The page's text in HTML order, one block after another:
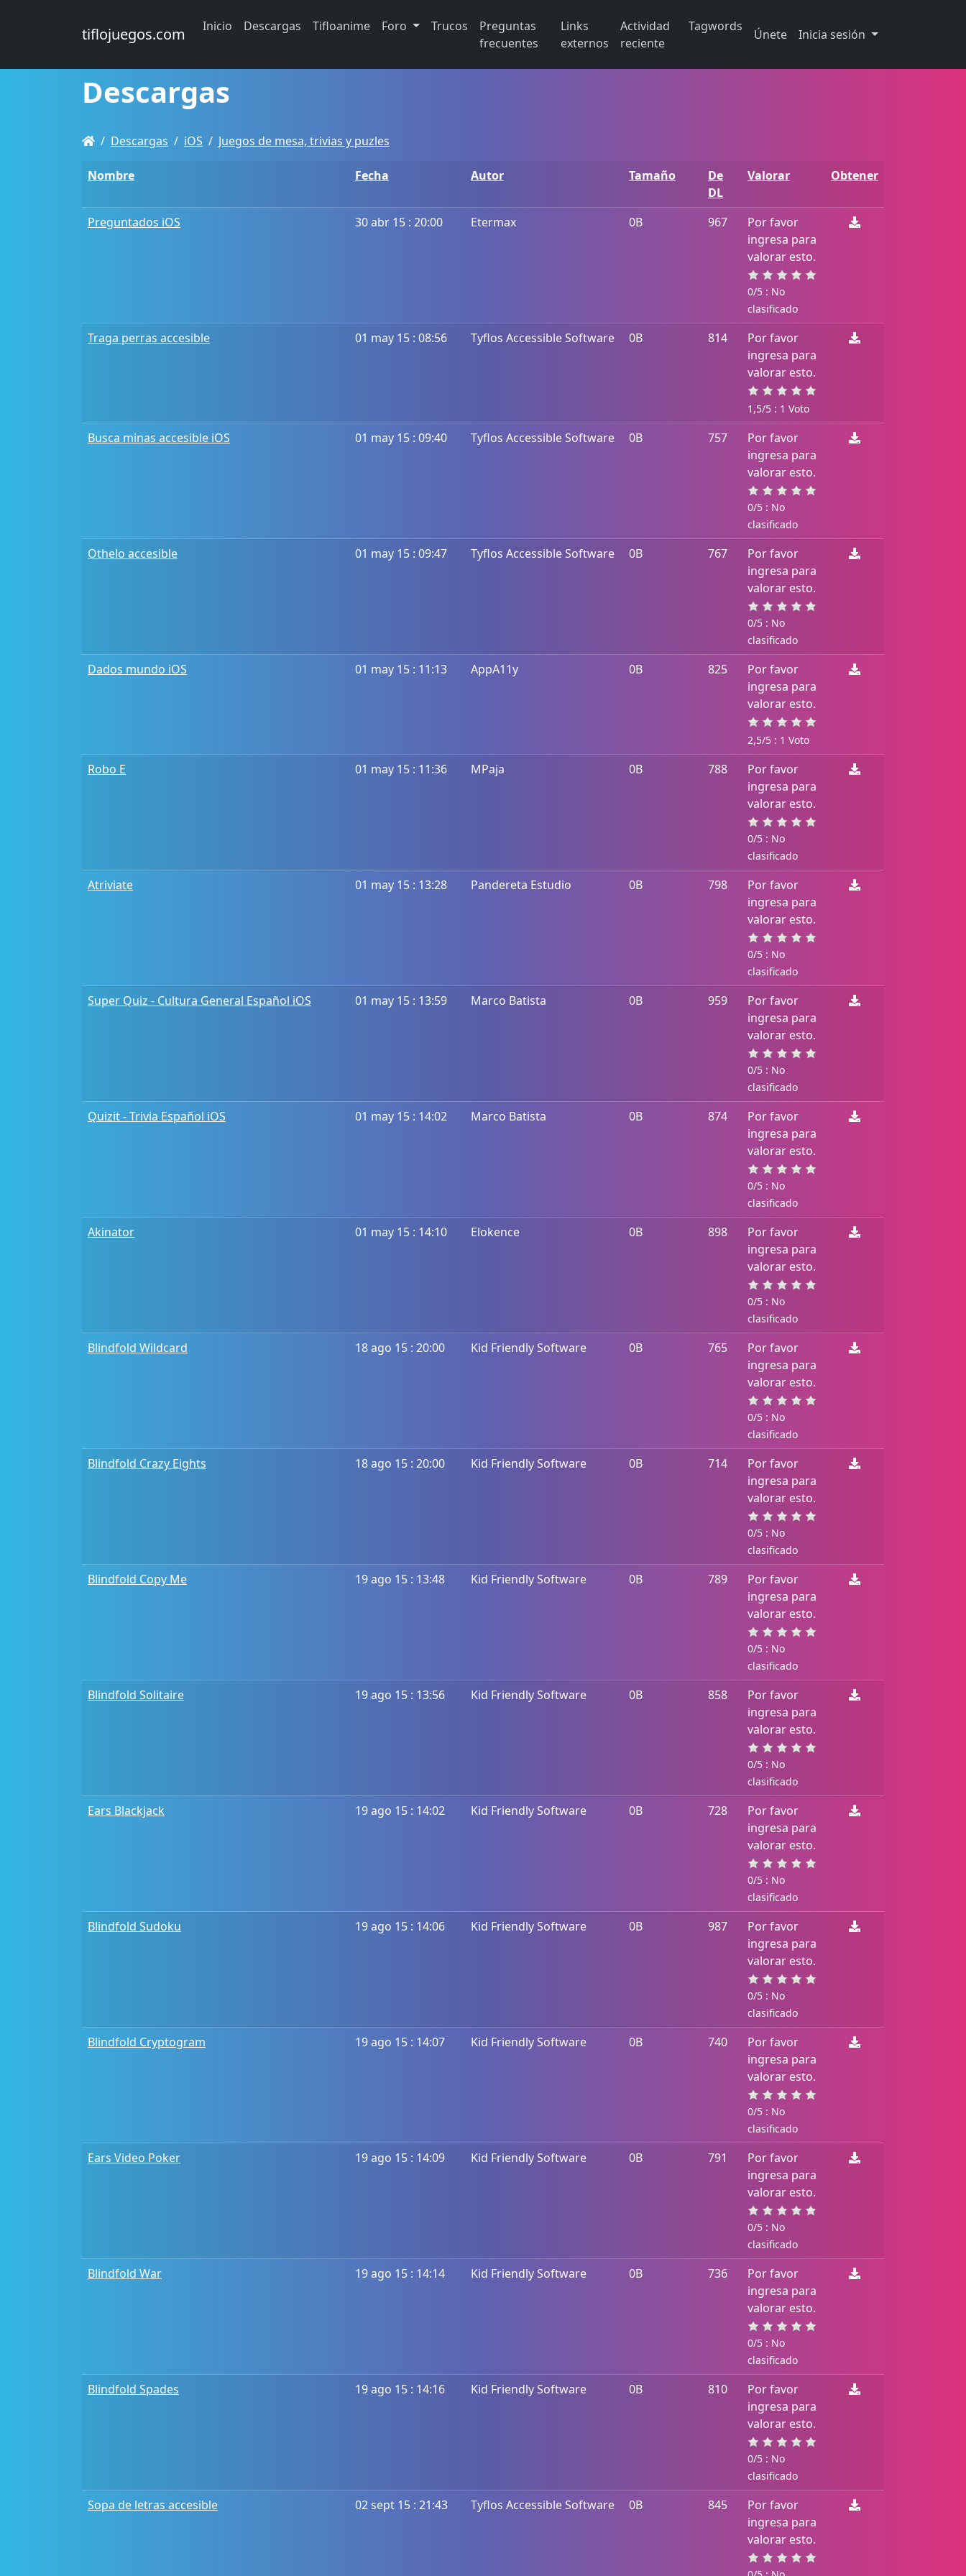
tiflojuegos.com Inicio Descargas Tifloanime Foro Trucos
Preguntas
frecuentes
Links
externos
Actividad
reciente
Tagwords
Únete Inicia sesión
Descargas
Descargas iOS Juegos de mesa, trivias y puzles
Nombre Fecha Autor Tamaño
De
DL
Valorar Obtener
Preguntados iOS 30 abr 15 : 20:00 Etermax 0B 967
Por favor
ingresa para
valorar esto.
0/5 : No
clasificado
Traga perras accesible 01 may 15 : 08:56 Tyflos Accessible Software 0B 814
Por favor
ingresa para
valorar esto.
1,5/5 : 1 Voto
Busca minas accesible iOS 01 may 15 : 09:40 Tyflos Accessible Software 0B 757
Por favor
ingresa para
valorar esto.
0/5 : No
clasificado
Othelo accesible 01 may 15 : 09:47 Tyflos Accessible Software 0B 767
Por favor
ingresa para
valorar esto.
0/5 : No
clasificado
Dados mundo iOS 01 may 15 : 11:13 AppA11y 0B 825
Por favor
ingresa para
valorar esto.
2,5/5 : 1 Voto
Robo E 01 may 15 : 11:36 MPaja 0B 788
Por favor
ingresa para
valorar esto.
0/5 : No
clasificado
Atriviate 01 may 15 : 13:28 Pandereta Estudio 0B 798
Por favor
ingresa para
valorar esto.
0/5 : No
clasificado
Super Quiz - Cultura General Español iOS 01 may 15 : 13:59 Marco Batista 0B 959
Por favor
ingresa para
valorar esto.
0/5 : No
clasificado
Quizit - Trivia Español iOS 01 may 15 : 14:02 Marco Batista 0B 874
Por favor
ingresa para
valorar esto.
0/5 : No
clasificado
Akinator 01 may 15 : 14:10 Elokence 0B 898
Por favor
ingresa para
valorar esto.
0/5 : No
clasificado
Blindfold Wildcard 18 ago 15 : 20:00 Kid Friendly Software 0B 765
Por favor
ingresa para
valorar esto.
0/5 : No
clasificado
Blindfold Crazy Eights 18 ago 15 : 20:00 Kid Friendly Software 0B 714
Por favor
ingresa para
valorar esto.
0/5 : No
clasificado
Blindfold Copy Me 19 ago 15 : 13:48 Kid Friendly Software 0B 789
Por favor
ingresa para
valorar esto.
0/5 : No
clasificado
Blindfold Solitaire 19 ago 15 : 13:56 Kid Friendly Software 0B 858
Por favor
ingresa para
valorar esto.
0/5 : No
clasificado
Ears Blackjack 19 ago 15 : 14:02 Kid Friendly Software 0B 728
Por favor
ingresa para
valorar esto.
0/5 : No
clasificado
Blindfold Sudoku 19 ago 15 : 14:06 Kid Friendly Software 0B 987
Por favor
ingresa para
valorar esto.
0/5 : No
clasificado
Blindfold Cryptogram 19 ago 15 : 14:07 Kid Friendly Software 0B 740
Por favor
ingresa para
valorar esto.
0/5 : No
clasificado
Ears Video Poker 19 ago 15 : 14:09 Kid Friendly Software 0B 791
Por favor
ingresa para
valorar esto.
0/5 : No
clasificado
Blindfold War 19 ago 15 : 14:14 Kid Friendly Software 0B 736
Por favor
ingresa para
valorar esto.
0/5 : No
clasificado
Blindfold Spades 19 ago 15 : 14:16 Kid Friendly Software 0B 810
Por favor
ingresa para
valorar esto.
0/5 : No
clasificado
Sopa de letras accesible 02 sept 15 : 21:43 Tyflos Accessible Software 0B 845
Por favor
ingresa para
valorar esto.